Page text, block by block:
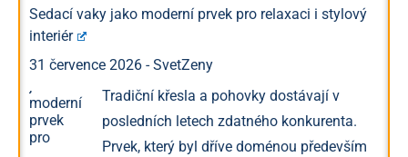
Sedací vaky jako moderní prvek pro relaxaci i stylový
interiér
31 července 2026 -SvetZeny
Tradiční křesla a pohovky dostávají v
posledních letech zdatného konkurenta.
Prvek, který byl dříve doménou především